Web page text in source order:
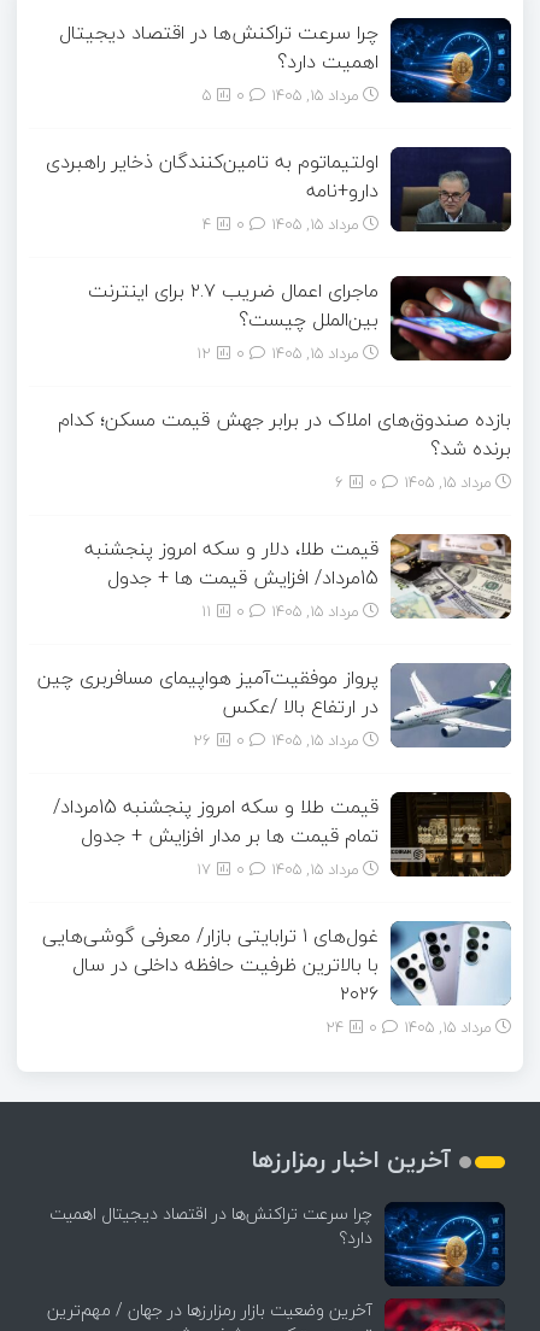
چرا سرعت تراکنش‌ها در اقتصاد دیجیتال
اهمیت دارد؟
مرداد ۱۵, ۱۴۰۵ 5
اولتیماتوم به تامین‌کنندگان ذخایر راهبردی
دارو+نامه
مرداد ۱۵, ۱۴۰۵ 4
ماجرای اعمال ضریب ۲.۷ برای اینترنت
بین‌الملل چیست؟
مرداد ۱۵, ۱۴۰۵ 12
بازده صندوق‌های املاک در برابر جهش قیمت مسکن؛ کدام
برنده شد؟
مرداد ۱۵, ۱۴۰۵ 6
قیمت طلا، دلار و سکه امروز پنجشنبه
15مرداد/ افزایش قیمت ها + جدول
مرداد ۱۵, ۱۴۰۵ 11
پرواز موفقیت‌آمیز هواپیمای مسافربری چین
در ارتفاع بالا /عکس
مرداد ۱۵, ۱۴۰۵ 26
قیمت طلا و سکه امروز پنجشنبه 15مرداد/
تمام قیمت ها بر مدار افزایش + جدول
مرداد ۱۵, ۱۴۰۵ 17
غول‌های ۱ ترابایتی بازار/ معرفی گوشی‌هایی
با بالاترین ظرفیت حافظه داخلی در سال
۲۰۲۶
مرداد ۱۵, ۱۴۰۵ 24
آخرین اخبار رمزارزها
چرا سرعت تراکنش‌ها در اقتصاد دیجیتال اهمیت
دارد؟
آخرین وضعیت بازار رمزارزها در جهان / مهم‌ترین